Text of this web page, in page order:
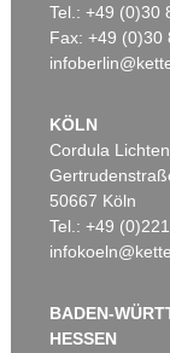
Tel.: +49 (0)30
Fax: +49 (0)30
KÖLN
Cordula
50667 Köln
Tel.: +49
BADEN-
HESSEN